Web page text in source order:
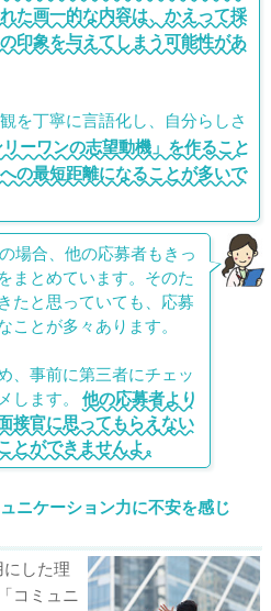
た画一的な内容は、かえって採
印象を与えてしまう可能性があ
を丁寧に言語化し、自分らしさ
リーワンの志望動機」を作ること
の最短距離になることが多いで
場合、他の応募者もきっ
まとめています。そのた
たと思っていても、応募
ことが多々あります。
、事前に第三者にチェッ
します。
他の応募者より
接官に思ってもらえない
とができませんよ。
ニケーション力に不安を感じ
した理
コミュニ